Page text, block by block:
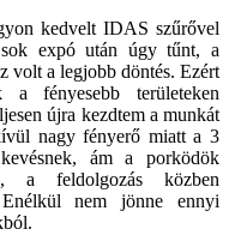
kedvelt IDAS szűrővel
sok expó után úgy tűnt, a
volt a legjobb döntés. Ezért
fényesebb területeken
újra kezdtem a munkát
nagy fényerő miatt a 3
ám a porködök
a feldolgozás közben
Enélkül nem jönne ennyi